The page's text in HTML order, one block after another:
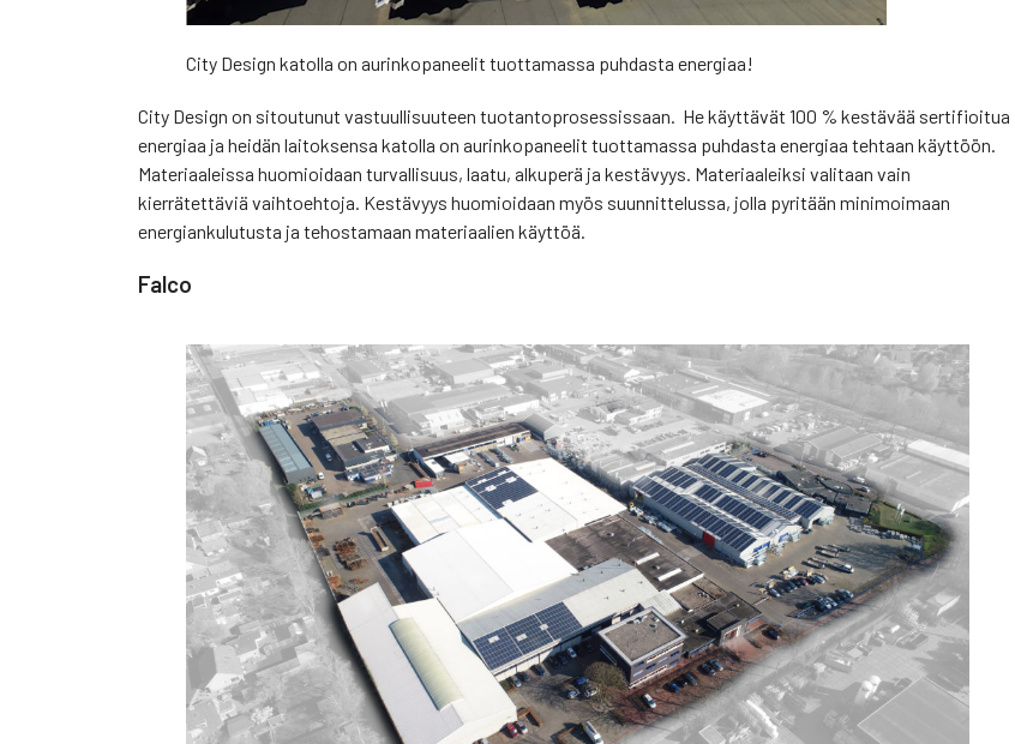
City Design katolla on aurinkopaneelit tuottamassa puhdasta energiaa!
City Design on sitoutunut vastuullisuuteen tuotantoprosessissaan. He käyttävät 100 % kestävää sertifioitua
energiaa ja heidän laitoksensa katolla on aurinkopaneelit tuottamassa puhdasta energiaa tehtaan käyttöön.
Materiaaleissa huomioidaan turvallisuus, laatu, alkuperä ja kestävyys. Materiaaleiksi valitaan vain
kierrätettäviä vaihtoehtoja. Kestävyys huomioidaan myös suunnittelussa, jolla pyritään minimoimaan
energiankulutusta ja tehostamaan materiaalien käyttöä.
Falco